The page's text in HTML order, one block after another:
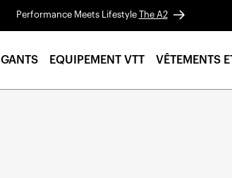
Performance Meets Lifestyle The A2
GANTS EQUIPEMENT VTT VÊTEMENTS